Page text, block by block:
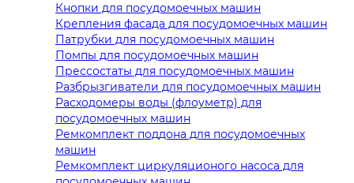
Кнопки для посудомоечных машин
Крепления фасада для посудомоечных машин
Патрубки для посудомоечных машин
Помпы для посудомоечных машин
Прессостаты для посудомоечных машин
Разбрызгиватели для посудомоечных машин
Расходомеры воды (флоуметр) для
посудомоечных машин
Ремкомплект поддона для посудомоечных
машин
Ремкомплект циркуляционого насоса для